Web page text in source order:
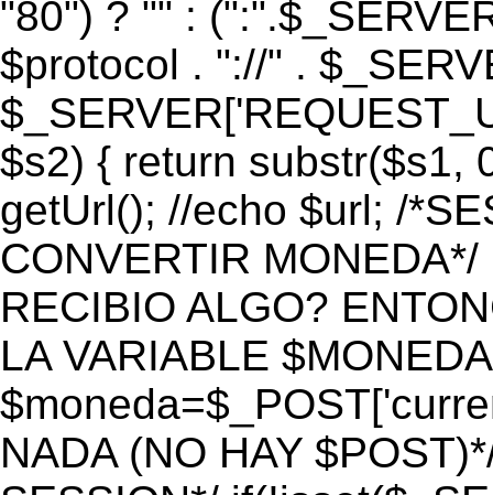
"80") ? "" :
$protocol . "://" .
$s2) { return substr($s1,
getUrl(); //echo $url; /
CONVERTIR
RECIBIO ALGO?
LA VARIABLE
NADA (NO HAY